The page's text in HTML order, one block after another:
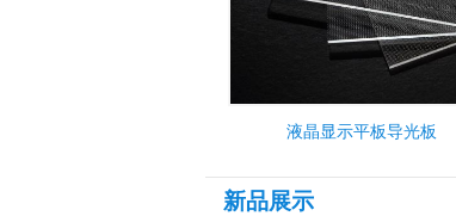
液晶显示平板导光板
新品展示